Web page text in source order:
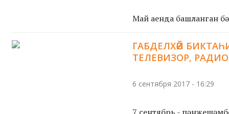
Май аенда башланган
ГАБДЕЛХӘЙ
ТЕЛЕВИЗОР,
6 сентября 2017 - 16:29
7 сентябрь -